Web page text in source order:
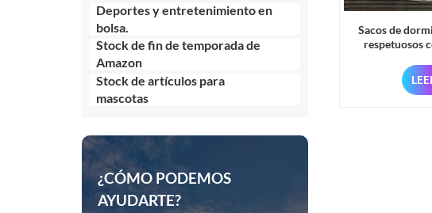
Deportes y entretenimiento en
bolsa.
Stock de fin de temporada de
Amazon
Stock de artículos para
mascotas
¿CÓMO PODEMOS
AYUDARTE?
Sacos de
respetuosos